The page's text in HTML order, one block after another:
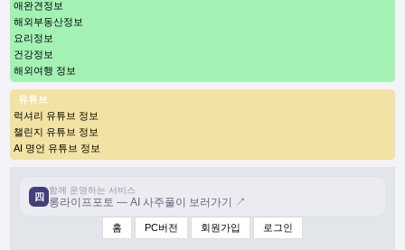
애완견정보
해외부동산정보
요리정보
건강정보
해외여행 정보
유튜브
럭셔리 유튜브 정보
챌린지 유튜브 정보
AI 명언 유튜브 정보
四
함께 운영하는 서비스
롱라이프포토 — AI 사주풀이 보러가기 ↗
홈 PC버전 회원가입 로그인